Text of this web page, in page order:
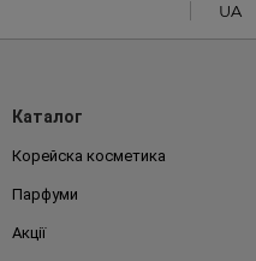
UA
Каталог
Корейска косметика
Парфуми
Акції